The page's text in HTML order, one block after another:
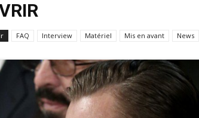
FAQ Interview Matériel Mis en avant News